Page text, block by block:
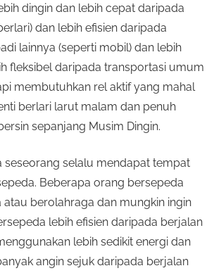
dingin dan lebih cepat daripada
dan lebih efisien daripada
lainnya (seperti mobil) dan lebih
fleksibel daripada transportasi umum
membutuhkan rel aktif yang mahal
berlari larut malam dan penuh
sepanjang Musim Dingin.
seseorang selalu mendapat tempat
Beberapa orang bersepeda
atau berolahraga dan mungkin ingin
lebih efisien daripada berjalan
lebih sedikit energi dan
angin sejuk daripada berjalan